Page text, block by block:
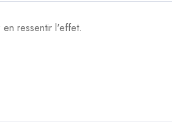
en ressentir l'effet.